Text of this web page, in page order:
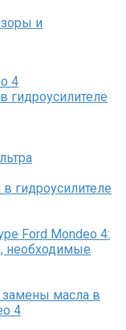
и
4
гидроусилителе
гидроусилителе
Ford Mondeo 4:
необходимые
масла в
4